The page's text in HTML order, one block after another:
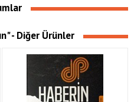
- Diğer Ürünler